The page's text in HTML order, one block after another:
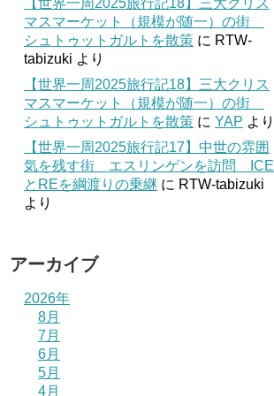
マスマーケット（規模が随一）の街
シュトゥットガルトを散策 に RTW-
tabizuki より
【世界一周2025旅行記18】三大クリス
マスマーケット（規模が随一）の街
シュトゥットガルトを散策 に YAP より
【世界一周2025旅行記17】中世の雰囲
気を残す街 エスリンゲンを訪問 ICE
とREを綱渡りの乗継 に RTW-tabizuki
より
アーカイブ
2026年
8月
7月
6月
5月
4月